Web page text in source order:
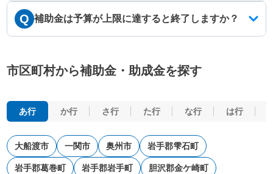
Q 補助金は予算が上限に達すると終了しますか？
市区町村から補助金・助成金を探す
あ行 か行 さ行 た行 な行 は行
大船渡市 一関市 奥州市 岩手郡雫石町
岩手郡葛巻町 岩手郡岩手町 胆沢郡金ケ崎町